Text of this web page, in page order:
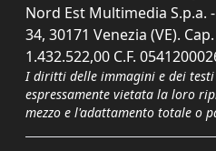
Nord Est Multimedia S.p.a.
34, 30171 Venezia (VE).
1.432.522,00 C.F.
I diritti delle immagini e dei testi
espressamente vietata la loro
mezzo e l'adattamento totale o